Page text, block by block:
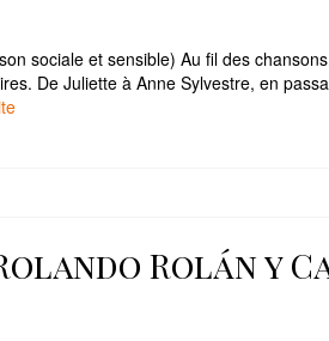
sociale et sensible) Au fil des
De Juliette à Anne Sylvestre, en
Rolán y